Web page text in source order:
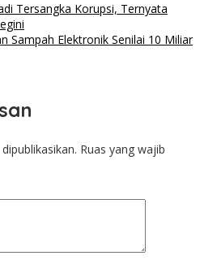
Tersangka Korupsi, Ternyata
Sampah Elektronik Senilai 10 Miliar
Ruas yang wajib